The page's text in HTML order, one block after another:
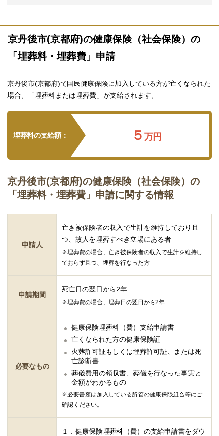
京丹後市(京都府)の健康保険（社会保険）の
「埋葬料・埋葬費」申請
京丹後市(京都府)で国民健康保険に加入している方が亡くなられた
場合、「埋葬料または埋葬費」が支給されます。
埋葬料の支給額： ５万円
京丹後市(京都府)の健康保険（社会保険）の
「埋葬料・埋葬費」申請に関する情報
申請人
亡き被保険者の収入で生計を維持しており且
つ、故人を埋葬すべき立場にある者
※埋葬費の場合、亡き被保険者の収入で生計を維持し
ておらず且つ、埋葬を行なった方
申請期間
死亡日の翌日から2年
※埋葬費の場合、埋葬日の翌日から2年
必要なもの
健康保険埋葬料（費）支給申請書
亡くなられた方の健康保険証
火葬許可証もしくは埋葬許可証、または死
亡診断書
葬儀費用の領収書、葬儀を行なった事実と
金額がわかるもの
※必要書類は加入している所管の健康保険組合等にご
確認ください。
１．健康保険埋葬科（費）の支給申請書をダウ